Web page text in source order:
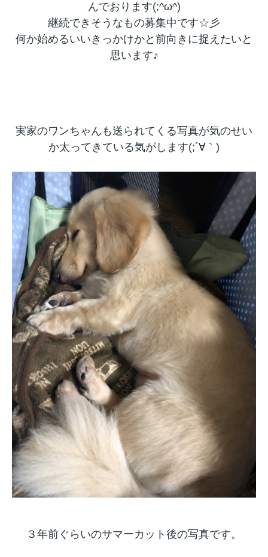
んでおります(;^ω^)
継続できそうなもの募集中です☆彡
何か始めるいいきっかけかと前向きに捉えたいと
思います♪
実家のワンちゃんも送られてくる写真が気のせい
か太ってきている気がします(;´∀｀)
３年前ぐらいのサマーカット後の写真です。